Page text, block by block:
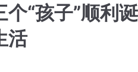
个“孩子”顺利
活